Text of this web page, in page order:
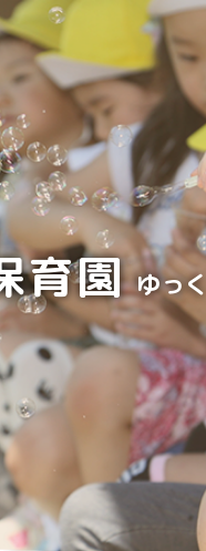
育園 ゆっ